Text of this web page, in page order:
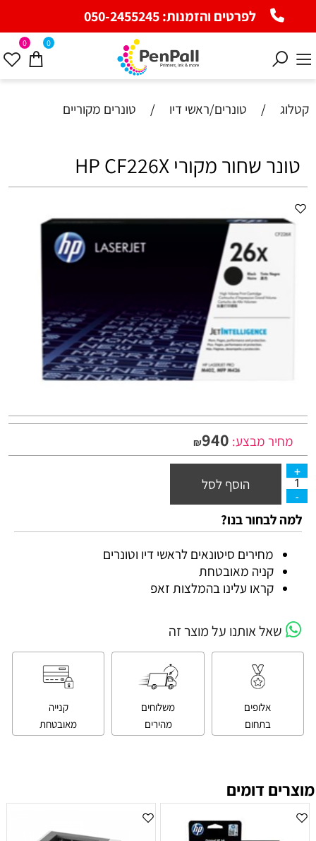
לפרטים והזמנות:050-2455245
0 0
קטלוג / טונרים/ראשי דיו / טונרים מקוריים
‏טונר ‏שחור מקורי HP CF226X
מחיר מבצע: ₪940
הוסף לסל
למה לבחור בנו?
מחירים סיטונאים לראשי דיו וטונרים
קניה מאובטחת
קראו עלינו בהמלצות זאפ
שאל אותנו על מוצר זה
אלופים
בתחום
משלוחים
מהירים
קנייה
מאובטחת
מוצרים דומים